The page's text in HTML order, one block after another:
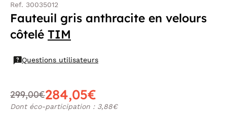
Ref. 30035012
Fauteuil gris anthracite en velours
côtelé TIM
Questions utilisateurs
299,00€284,05€
Dont éco-participation : 3,88€